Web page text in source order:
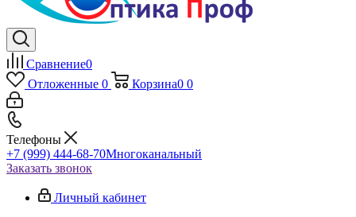
Сравнение0
Отложенные 0 Корзина0 0
Телефоны
+7 (999) 444-68-70Многоканальный
Заказать звонок
Личный кабинет